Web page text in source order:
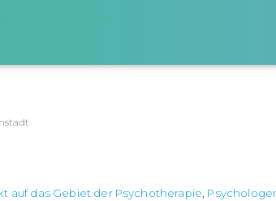
auf das Gebiet der Psychotherapie,